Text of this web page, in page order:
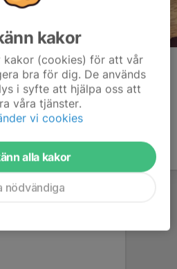
kakor
kakor (cookies) för att vår
bra för dig. De används
i syfte att hjälpa oss att
våra tjänster.
vi cookies
alla kakor
nödvändiga